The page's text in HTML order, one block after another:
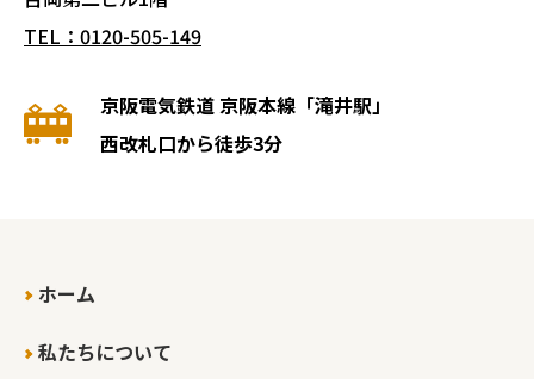
TEL：0120-505-149
京阪電気鉄道 京阪本線「滝井駅」
西改札口から徒歩3分
ホーム
私たちについて